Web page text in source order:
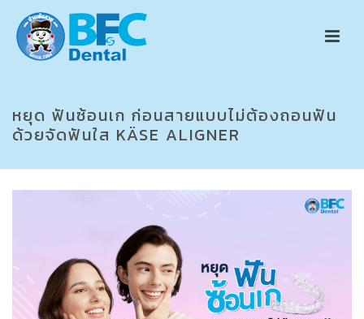
หยุด ฟันซ้อนเก ก่อนสายแบบไม่ต้องถอนฟัน
ด้วยจัดฟันใส KÄSE ALIGNER